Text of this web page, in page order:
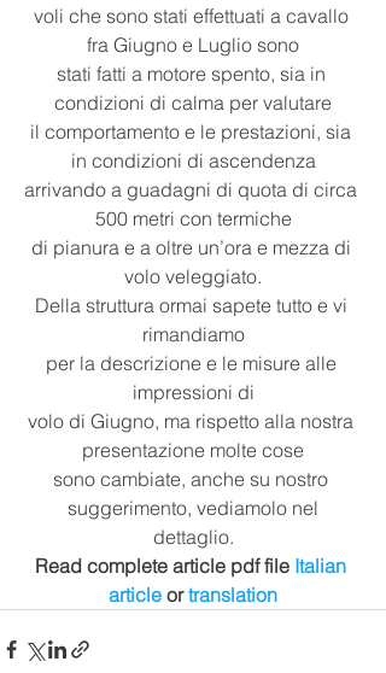
voli che sono stati effettuati a cavallo
fra Giugno e Luglio sono
stati fatti a motore spento, sia in
condizioni di calma per valutare
il comportamento e le prestazioni, sia
in condizioni di ascendenza
arrivando a guadagni di quota di circa
500 metri con termiche
di pianura e a oltre un’ora e mezza di
volo veleggiato.
Della struttura ormai sapete tutto e vi
rimandiamo
per la descrizione e le misure alle
impressioni di
volo di Giugno, ma rispetto alla nostra
presentazione molte cose
sono cambiate, anche su nostro
suggerimento, vediamolo nel
dettaglio.
Read complete article pdf file Italian
article or translation